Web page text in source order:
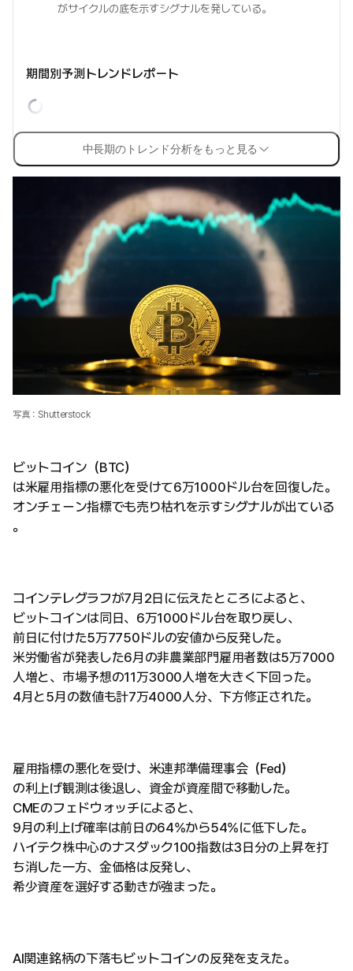
がサイクルの底を示すシグナルを発している。
期間別予測トレンドレポート
中長期のトレンド分析をもっと見る
写真：Shutterstock
ビットコイン（BTC）
は米雇用指標の悪化を受けて6万1000ドル台を回復した。
オンチェーン指標でも売り枯れを示すシグナルが出ている
。
コインテレグラフが7月2日に伝えたところによると、
ビットコインは同日、6万1000ドル台を取り戻し、
前日に付けた5万7750ドルの安値から反発した。
米労働省が発表した6月の非農業部門雇用者数は5万7000
人増と、市場予想の11万3000人増を大きく下回った。
4月と5月の数値も計7万4000人分、下方修正された。
雇用指標の悪化を受け、米連邦準備理事会（Fed）
の利上げ観測は後退し、資金が資産間で移動した。
CMEのフェドウォッチによると、
9月の利上げ確率は前日の64%から54%に低下した。
ハイテク株中心のナスダック100指数は3日分の上昇を打
ち消した一方、金価格は反発し、
希少資産を選好する動きが強まった。
AI関連銘柄の下落もビットコインの反発を支えた。